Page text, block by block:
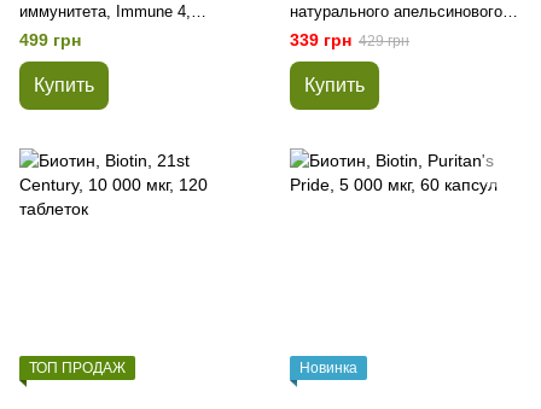
иммунитета, Immune 4,
California Gold Nutrition, 60
капсул
499 грн
Купить
натурального апельсинового
сока, Nature's Plus, Source of
Life, Animal Parade, 90 таблеток
339 грн 429 грн
Купить
ТОП ПРОДАЖ Новинка